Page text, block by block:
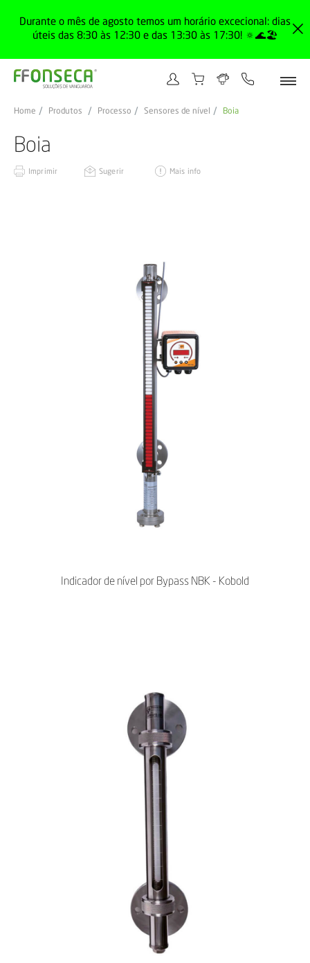
Durante o mês de agosto temos um horário excecional: dias
úteis das 8:30 às 12:30 e das 13:30 às 17:30! 🔅🌊🏖️
Home Produtos Processo Sensores de nível Boia
Boia
Imprimir Sugerir Mais info
Indicador de nível por Bypass NBK - Kobold